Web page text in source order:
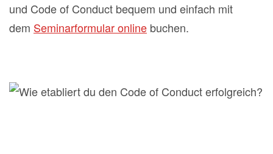
und Code of Conduct bequem und einfach mit
dem Seminarformular online buchen.